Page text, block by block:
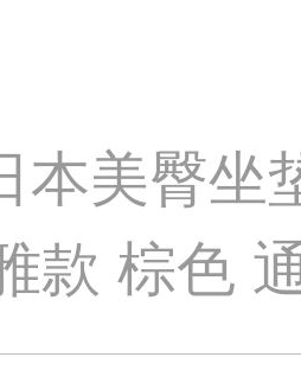
本美臀坐
款 棕色